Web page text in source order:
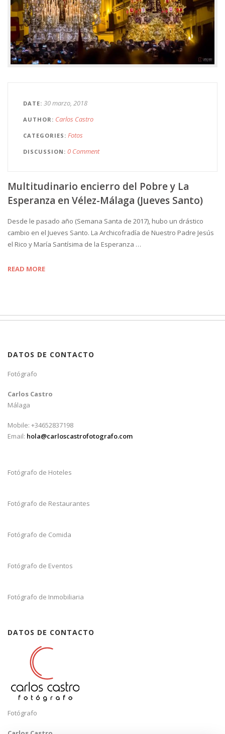
DATE 30 marzo, 2018
AUTHOR Carlos Castro
CATEGORIES Fotos
DISCUSSION 0 Comment
Multitudinario encierro del Pobre y La
Esperanza en Vélez-Málaga (Jueves Santo)
Desde le pasado año (Semana Santa de 2017), hubo un drástico
cambio en el Jueves Santo. La Archicofradía de Nuestro Padre Jesús
el Rico y María Santísima de la Esperanza …
READ MORE
DATOS DE CONTACTO
Fotógrafo
Carlos Castro
Málaga
Mobile: +34652837198
Email: hola@carloscastrofotografo.com
Fotógrafo de Hoteles
Fotógrafo de Restaurantes
Fotógrafo de Comida
Fotógrafo de Eventos
Fotógrafo de Inmobiliaria
DATOS DE CONTACTO
Fotógrafo